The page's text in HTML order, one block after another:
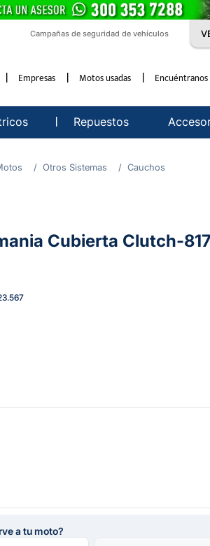
Campañas de seguridad de vehículos
Empresas Motos usadas Encuéntranos
Repuestos
Otros Sistemas Cauchos
Cubierta Clutch-817
a tu moto?